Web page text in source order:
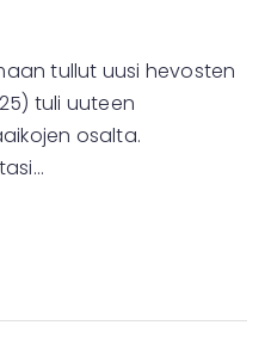
tullut uusi hevosten
tuli uuteen
osalta.